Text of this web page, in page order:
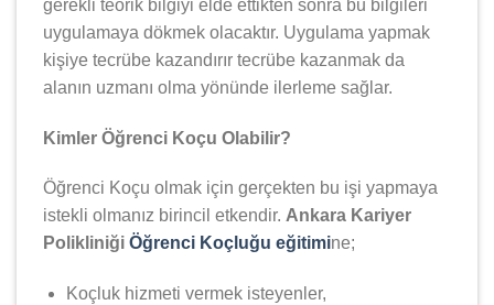
gerekli teorik bilgiyi elde ettikten sonra bu bilgileri
uygulamaya dökmek olacaktır. Uygulama yapmak
kişiye tecrübe kazandırır tecrübe kazanmak da
alanın uzmanı olma yönünde ilerleme sağlar.
Kimler Öğrenci Koçu Olabilir?
Öğrenci Koçu olmak için gerçekten bu işi yapmaya
istekli olmanız birincil etkendir. Ankara Kariyer
Polikliniği Öğrenci Koçluğu eğitimine;
Koçluk hizmeti vermek isteyenler,